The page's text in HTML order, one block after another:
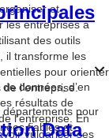
et
les entreprises à
des outils
il transforme les
pour orienter
l’entreprise.
départements pour
fiables et
données, d’en
résultats de
l’entreprise. En
vulgariser ses
Data